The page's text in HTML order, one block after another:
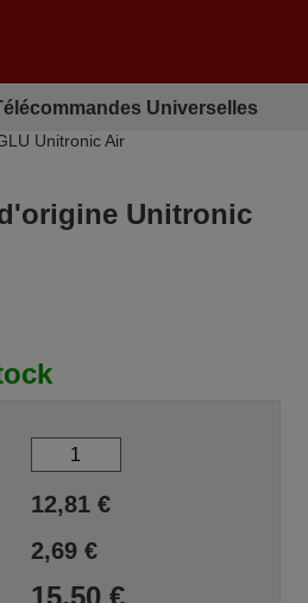
Universelles
Unitronic Air
Unitronic
12,81€
2,69€
15,50€